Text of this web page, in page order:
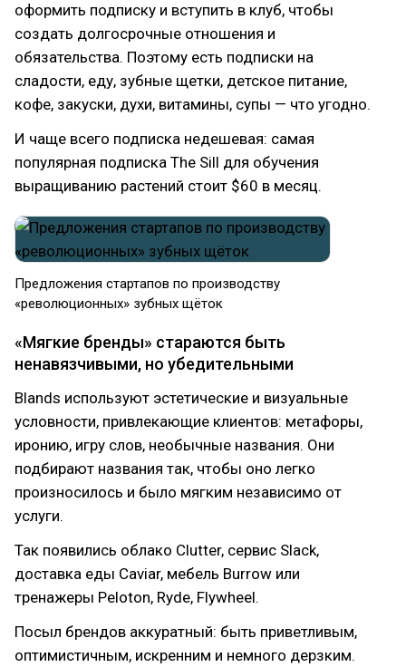
оформить подписку и вступить в клуб, чтобы
создать долгосрочные отношения и
обязательства. Поэтому есть подписки на
сладости, еду, зубные щетки, детское питание,
кофе, закуски, духи, витамины, супы — что угодно.
И чаще всего подписка недешевая: самая
популярная подписка The Sill для обучения
выращиванию растений стоит $60 в месяц.
Предложения стартапов по производству
«революционных» зубных щёток
«Мягкие бренды» стараются быть
ненавязчивыми, но убедительными
Blands используют эстетические и визуальные
условности, привлекающие клиентов: метафоры,
иронию, игру слов, необычные названия. Они
подбирают названия так, чтобы оно легко
произносилось и было мягким независимо от
услуги.
Так появились облако Clutter, сервис Slack,
доставка еды Caviar, мебель Burrow или
тренажеры Peloton, Ryde, Flywheel.
Посыл брендов аккуратный: быть приветливым,
оптимистичным, искренним и немного дерзким.